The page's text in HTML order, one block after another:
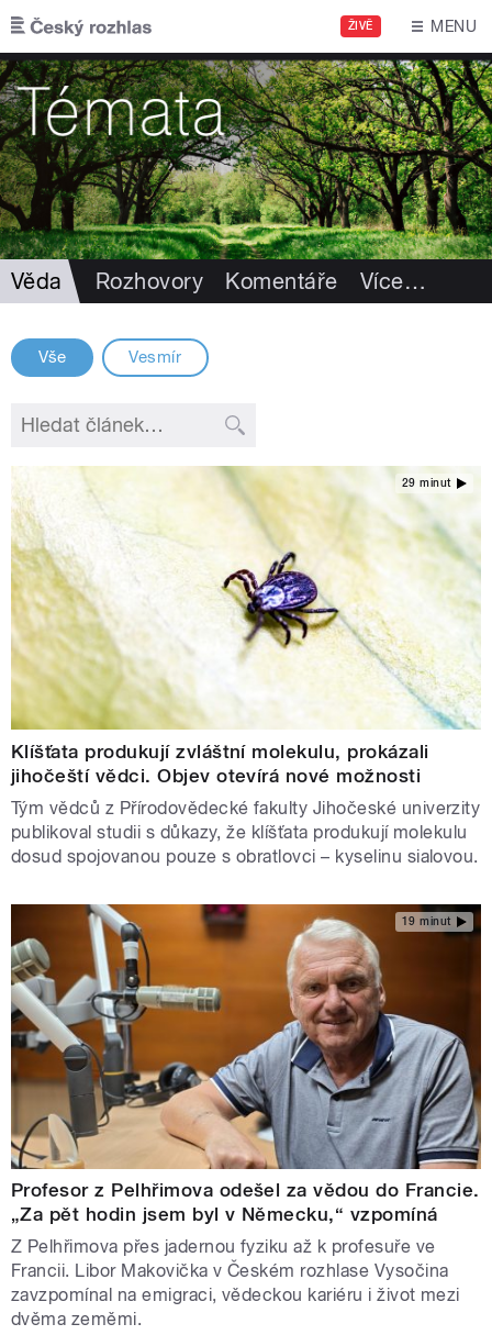
Přejít k hlavnímu obsahu
ŽIVĚ MENU
Věda Rozhovory Komentáře Více…
Vše Vesmír
29 minut
Klíšťata produkují zvláštní molekulu, prokázali
jihočeští vědci. Objev otevírá nové možnosti
Tým vědců z Přírodovědecké fakulty Jihočeské univerzity
publikoval studii s důkazy, že klíšťata produkují molekulu
dosud spojovanou pouze s obratlovci – kyselinu sialovou.
19 minut
Profesor z Pelhřimova odešel za vědou do Francie.
„Za pět hodin jsem byl v Německu,“ vzpomíná
Z Pelhřimova přes jadernou fyziku až k profesuře ve
Francii. Libor Makovička v Českém rozhlase Vysočina
zavzpomínal na emigraci, vědeckou kariéru i život mezi
dvěma zeměmi.